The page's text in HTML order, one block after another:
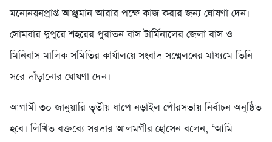
মনোনয়নপ্রাপ্ত আঞ্জুমান আরার পক্ষে কাজ করার জন্য ঘোষণা দেন।
সোমবার দুপুরে শহরের পুরাতন বাস টার্মিনালের জেলা বাস ও
মিনিবাস মালিক সমিতির কার্যালয়ে সংবাদ সম্মেলনের মাধ্যমে তিনি
সরে দাঁড়ানোর ঘোষণা দেন।
আগামী ৩০ জানুয়ারি তৃতীয় ধাপে নড়াইল পৌরসভায় নির্বাচন অনুষ্ঠিত
হবে। লিখিত বক্তব্যে সরদার আলমগীর হোসেন বলেন, ‘আমি